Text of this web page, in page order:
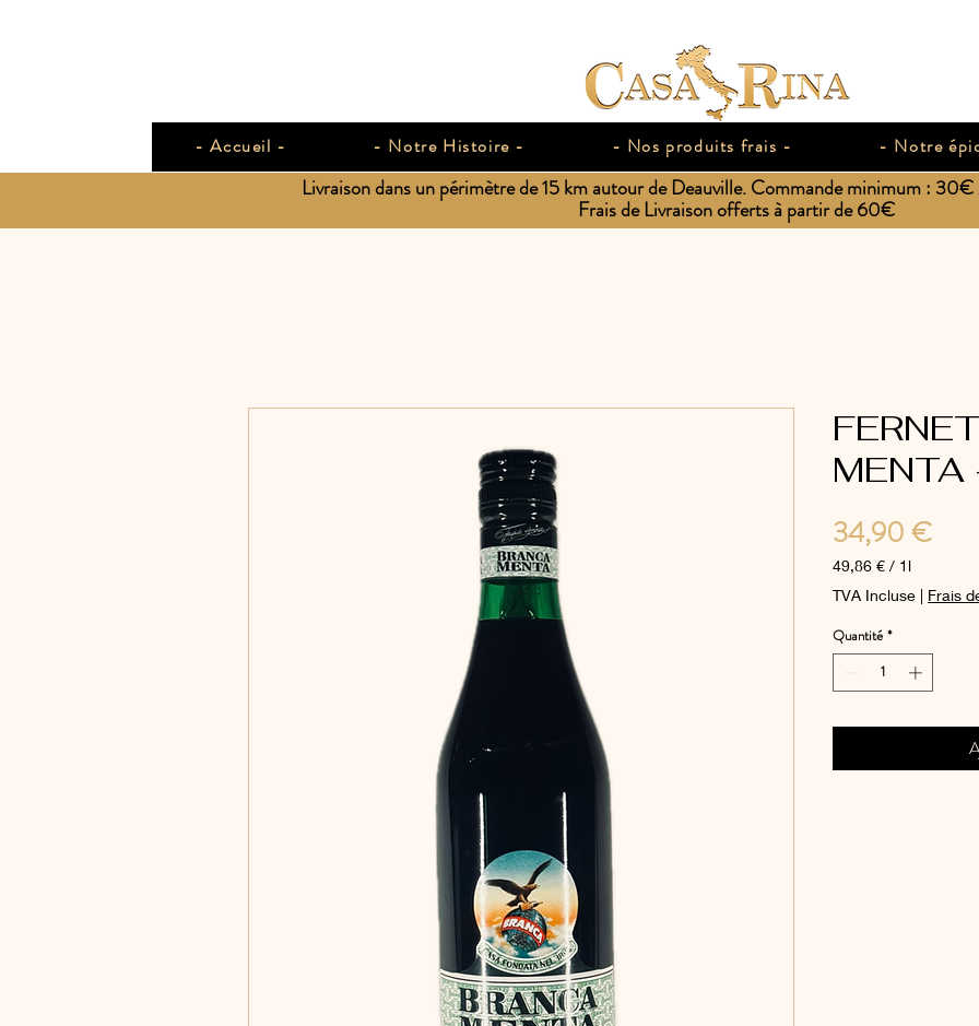
- Accueil - - Notre Histoire - - Nos produits frais - - Notre
Livraison dans un périmètre de 15 km autour de Deauville. Commande minimum :
Frais de Livraison offerts à partir de 60€
34,90 €Prix
49,86 € / 1l
49,86 €
pour
1
Litre
TVA Incluse | Frais
Quantité *